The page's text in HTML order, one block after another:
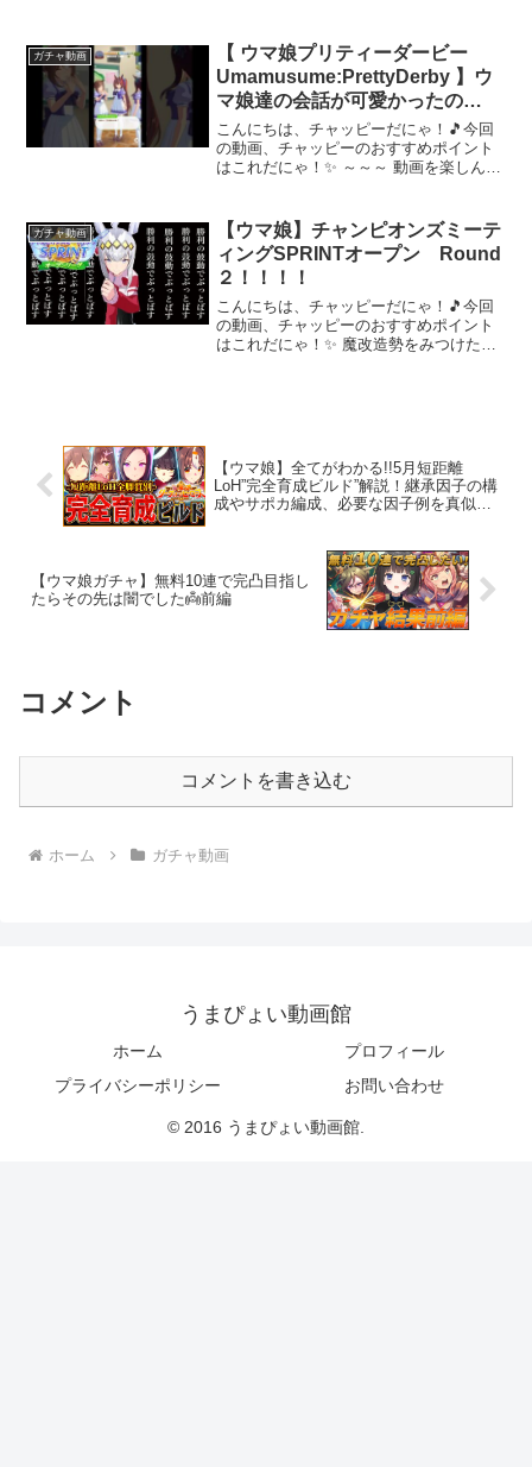
ガチャ動画
【 ウマ娘プリティーダービー
Umamusume:PrettyDerby 】ウ
マ娘達の会話が可愛かったの
で！〜 ファインモーション、ダ
イワスカーレット、メジロドーベ
ル +1日1回ウマ娘ガチャチャレン
こんにちは、チャッピーだにゃ！🎵今回
の動画、チャッピーのおすすめポイント
はこれだにゃ！✨ ～～～ 動画を楽しんだ
ガチャ動画
【ウマ娘】チャンピオンズミーテ
ィングSPRINTオープン Round
２！！！！
こんにちは、チャッピーだにゃ！🎵今回
の動画、チャッピーのおすすめポイント
はこれだにゃ！✨ 魔改造勢をみつけた
【ウマ娘】全てがわかる!!5月短距離
LoH”完全育成ビルド”解説！継承因子の構
成やサポカ編成、必要な因子例を真似す
【ウマ娘ガチャ】無料10連で完凸目指し
たらその先は闇でした👼前編
コメント
コメントを書き込む
ホーム ガチャ動画
うまぴょい動画館
ホーム
プロフィール
プライバシーポリシー
お問い合わせ
© 2016 うまぴょい動画館.